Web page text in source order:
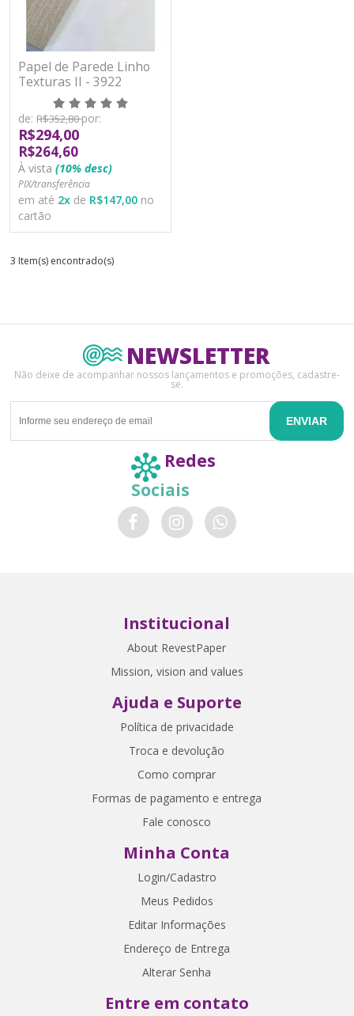
Papel de Parede Linho
Texturas II - 3922
de: R$352,80por:
R$294,00
R$264,60
À vista (10% desc)
PIX/transferência
em até 2x de R$147,00 no
cartão
3 Item(s) encontrado(s)
NEWSLETTER
Não deixe de acompanhar nossos lançamentos e promoções, cadastre-
se.
ENVIAR
Redes
Sociais
Institucional
About RevestPaper
Mission, vision and values
Ajuda e Suporte
Política de privacidade
Troca e devolução
Como comprar
Formas de pagamento e entrega
Fale conosco
Minha Conta
Login/Cadastro
Meus Pedidos
Editar Informações
Endereço de Entrega
Alterar Senha
Entre em contato